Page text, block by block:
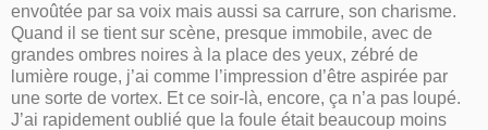
envoûtée par sa voix mais aussi sa carrure, son charisme.
Quand il se tient sur scène, presque immobile, avec de
grandes ombres noires à la place des yeux, zébré de
lumière rouge, j’ai comme l’impression d’être aspirée par
une sorte de vortex. Et ce soir-là, encore, ça n’a pas loupé.
J’ai rapidement oublié que la foule était beaucoup moins